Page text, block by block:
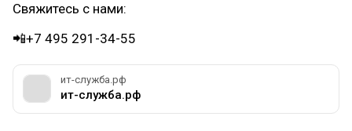
Свяжитесь с нами:
📲+7 495 291-34-55
ит-служба.рф
ит-служба.рф